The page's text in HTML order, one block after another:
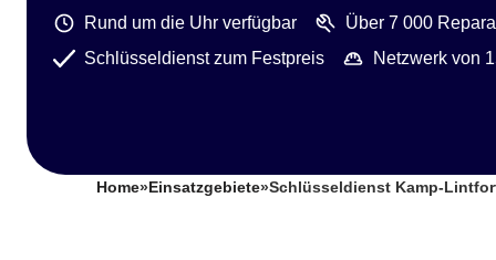
Rund um die Uhr verfügbar
Über 7 000
Schlüsseldienst zum Festpreis
Netzwerk von
Home» Einsatzgebiete»Schlüsseldienst Kamp-